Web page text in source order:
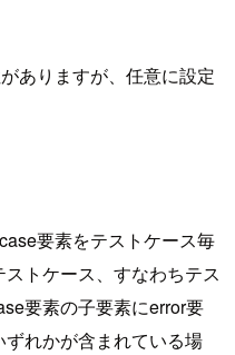
ありますが、任意に設定
要素をテストケース毎
トケース、すなわちテス
要素の子要素にerror要
れかが含まれている場